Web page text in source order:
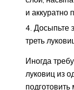
и аккуратно
Досыпьте
треть
Иногда
луковиц из